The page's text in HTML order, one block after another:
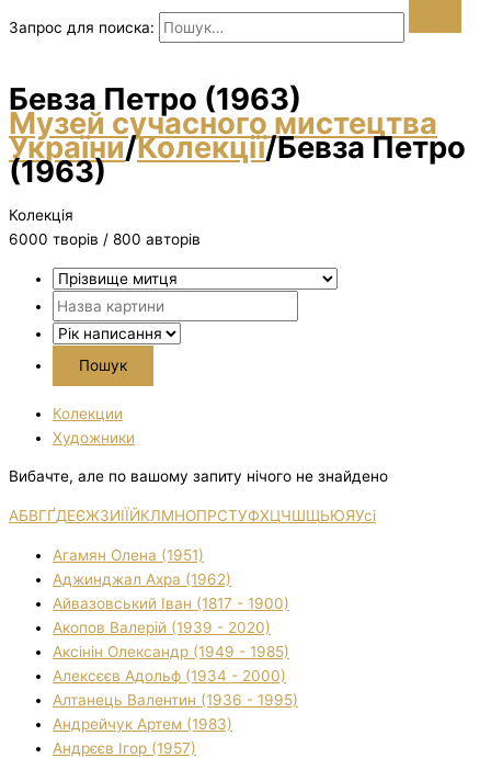
Запрос для поиска:
Бевза Петро (1963)
Музей сучасного мистецтва
України/Колекції/Бевза Петро
(1963)
Колекція
6000 творiв / 800 авторів
Колекции
Художники
Вибачте, але по вашому запиту нічого не знайдено
АБВГҐДЕЄЖЗИІЇЙКЛМНОПРСТУФХЦЧШЩЬЮЯУсі
Агамян Олена (1951)
Аджинджал Ахра (1962)
Айвазовський Іван (1817 - 1900)
Акопов Валерій (1939 - 2020)
Аксінін Олександр (1949 - 1985)
Алексєєв Адольф (1934 - 2000)
Алтанець Валентин (1936 - 1995)
Андрейчук Артем (1983)
Андрєєв Ігор (1957)